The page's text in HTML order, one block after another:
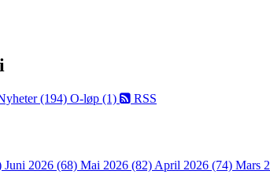
(194) O-løp (1) RSS
Juni 2026 (68) Mai 2026 (82) April 2026 (74) Mars